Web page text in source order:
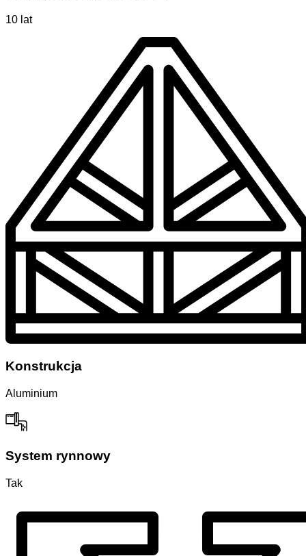
10 lat
Konstrukcja
Aluminium
System rynnowy
Tak